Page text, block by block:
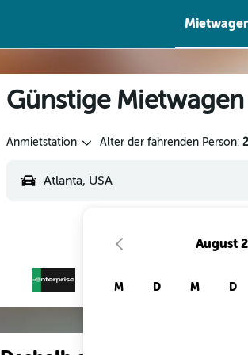
Günstige
Anmietstation Alter der fahrenden Person:
August
M D M D